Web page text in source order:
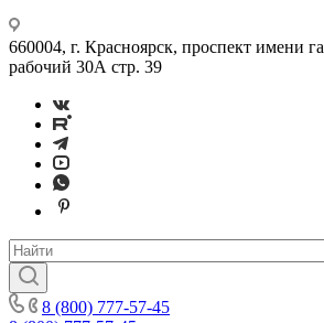
660004, г. Красноярск, проспект имени
рабочий 30А стр. 39
8 (800) 777-57-45